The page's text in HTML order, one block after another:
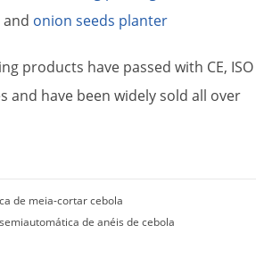
and onion seeds planter
products have passed with CE, ISO
and have been widely sold all over
de meia-cortar cebola
de anéis de cebola